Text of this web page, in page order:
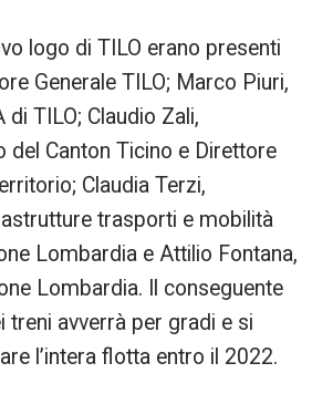
logo di TILO erano presenti
Generale TILO; Marco Piuri,
di TILO; Claudio Zali,
del Canton Ticino e Direttore
Claudia Terzi,
trasporti e mobilità
Lombardia e Attilio Fontana,
Lombardia. Il conseguente
treni avverrà per gradi e si
l’intera flotta entro il 2022.